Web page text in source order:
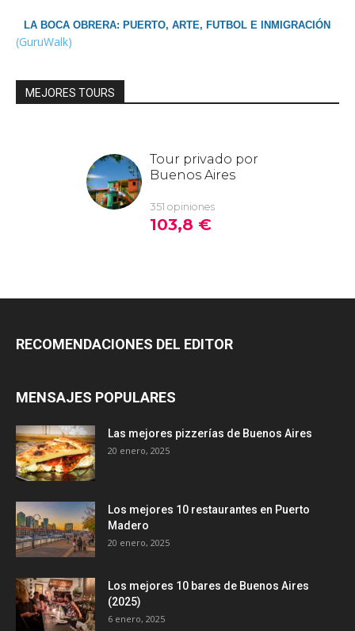
LA BOCA OBRERA: PUERTO, ARTE, FUTBOL E INMIGRACIÓN
(GuruWalk)
MEJORES TOURS
RECOMENDACIONES DEL EDITOR
MENSAJES POPULARES
Las mejores pizzerías de Buenos Aires
20 enero, 2025
Los mejores 10 restaurantes en Puerto
Madero
20 enero, 2025
Los mejores 10 bares de Buenos Aires
(2025)
6 enero, 2025